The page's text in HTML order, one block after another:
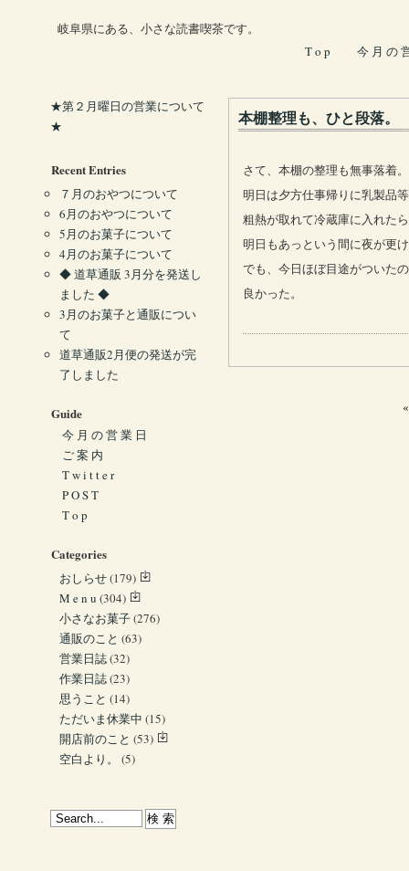
岐阜県にある、小さな読書喫茶です。
T o p
今 月 の
本棚整理も、ひと段落。
さて、本棚の整理も無事落着
明日は夕方仕事帰りに乳製品
粗熱が取れて冷蔵庫に入れた
明日もあっという間に夜が更
でも、今日ほぼ目途がついた
良かった。
★第２月曜日の営業について
★
Recent Entries
７月のおやつについて
6月のおやつについて
5月のお菓子について
4月のお菓子について
◆ 道草通販 3月分を発送し
ました ◆
3月のお菓子と通販につい
て
道草通販2月便の発送が完
了しました
Guide
今 月 の 営 業 日
ご 案 内
T w i t t e r
P O S T
T o p
Categories
おしらせ(179)
M e n u (304)
小さなお菓子(276)
通販のこと (63)
営業日誌(32)
作業日誌(23)
思うこと (14)
ただいま休業中 (15)
開店前のこと (53)
空白より。
(5)